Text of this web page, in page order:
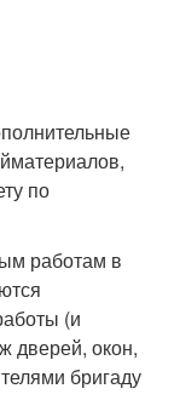
по
работам в
(и
дверей, окон,
бригаду